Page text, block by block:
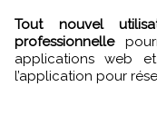
Tout nouvel
professionnelle
applications web
l’application pour